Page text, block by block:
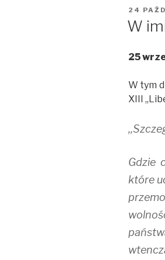
24
W
25
W tym
XIII
Gdzie
które